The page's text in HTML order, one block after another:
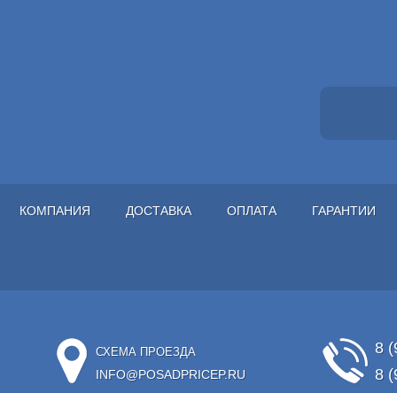
КОМПАНИЯ ДОСТАВКА ОПЛАТА ГАРАНТИИ
СХЕМА ПРОЕЗДА
INFO@POSADPRICEP.RU
8
8